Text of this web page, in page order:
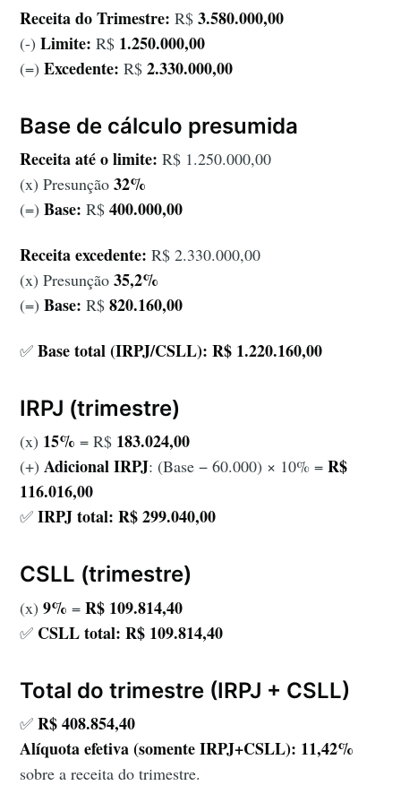
Receita do Trimestre: R$3.580.000,00
(-)Limite: R$ 1.250.000,00
(=)Excedente: R$2.330.000,00
Base de cálculo presumida
Receita até o limite: R$ 1.250.000,00
(x) Presunção32%
(=)Base: R$400.000,00
Receita excedente: R$ 2.330.000,00
(x) Presunção35,2%
(=)Base: R$820.160,00
✅Base total (IRPJ/CSLL): R$ 1.220.160,00
IRPJ (trimestre)
(x) 15% = R$ 183.024,00
(+)Adicional IRPJ: (Base − 60.000) × 10% =R$
116.016,00
✅IRPJ total: R$ 299.040,00
CSLL (trimestre)
(x)9% =R$ 109.814,40
✅ CSLL total: R$ 109.814,40
Total do trimestre (IRPJ + CSLL)
✅R$ 408.854,40
Alíquota efetiva (somente IRPJ+CSLL): 11,42%
sobre a receita do trimestre.